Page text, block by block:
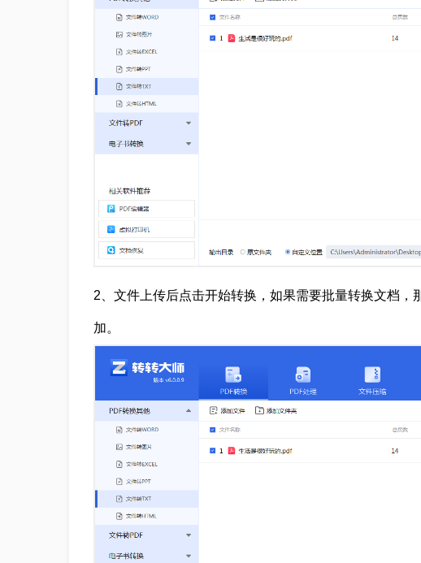
2、文件上传后点击开始转换，如果需要批量转换文档，
加。